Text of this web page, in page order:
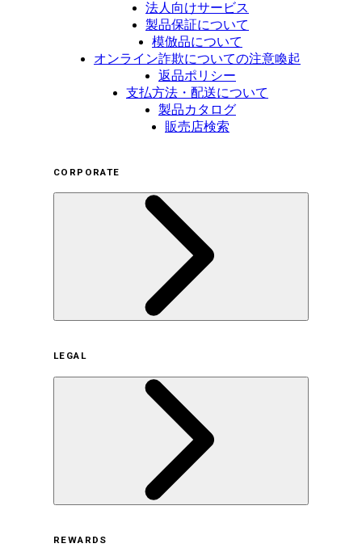
法人向けサービス
製品保証について
模倣品について
オンライン詐欺についての注意喚起
返品ポリシー
支払方法・配送について
製品カタログ
販売店検索
CORPORATE
サステナビリティの取り組み（日本）
サステナビリティの取り組み（米国/英語）
ヒストリー
採用情報
LEGAL
REWARDS